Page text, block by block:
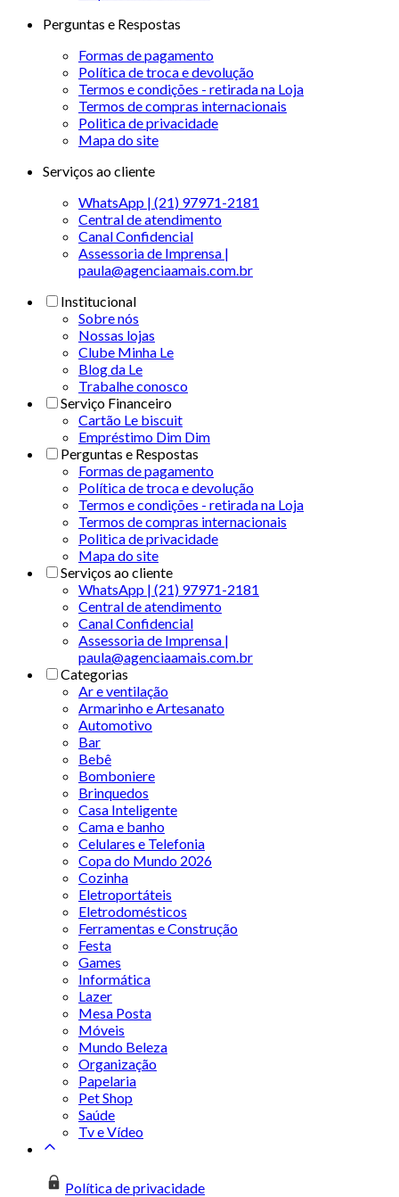
Perguntas e Respostas
Formas de pagamento
Política de troca e devolução
Termos e condições - retirada na Loja
Termos de compras internacionais
Politica de privacidade
Mapa do site
Serviços ao cliente
WhatsApp | (21) 97971-2181
Central de atendimento
Canal Confidencial
Assessoria de Imprensa |
paula@agenciaamais.com.br
Institucional
Sobre nós
Nossas lojas
Clube Minha Le
Blog da Le
Trabalhe conosco
Serviço Financeiro
Cartão Le biscuit
Empréstimo Dim Dim
Perguntas e Respostas
Formas de pagamento
Política de troca e devolução
Termos e condições - retirada na Loja
Termos de compras internacionais
Politica de privacidade
Mapa do site
Serviços ao cliente
WhatsApp | (21) 97971-2181
Central de atendimento
Canal Confidencial
Assessoria de Imprensa |
paula@agenciaamais.com.br
Categorias
Ar e ventilação
Armarinho e Artesanato
Automotivo
Bar
Bebê
Bomboniere
Brinquedos
Casa Inteligente
Cama e banho
Celulares e Telefonia
Copa do Mundo 2026
Cozinha
Eletroportáteis
Eletrodomésticos
Ferramentas e Construção
Festa
Games
Informática
Lazer
Mesa Posta
Móveis
Mundo Beleza
Organização
Papelaria
Pet Shop
Saúde
Tv e Vídeo
Política de privacidade